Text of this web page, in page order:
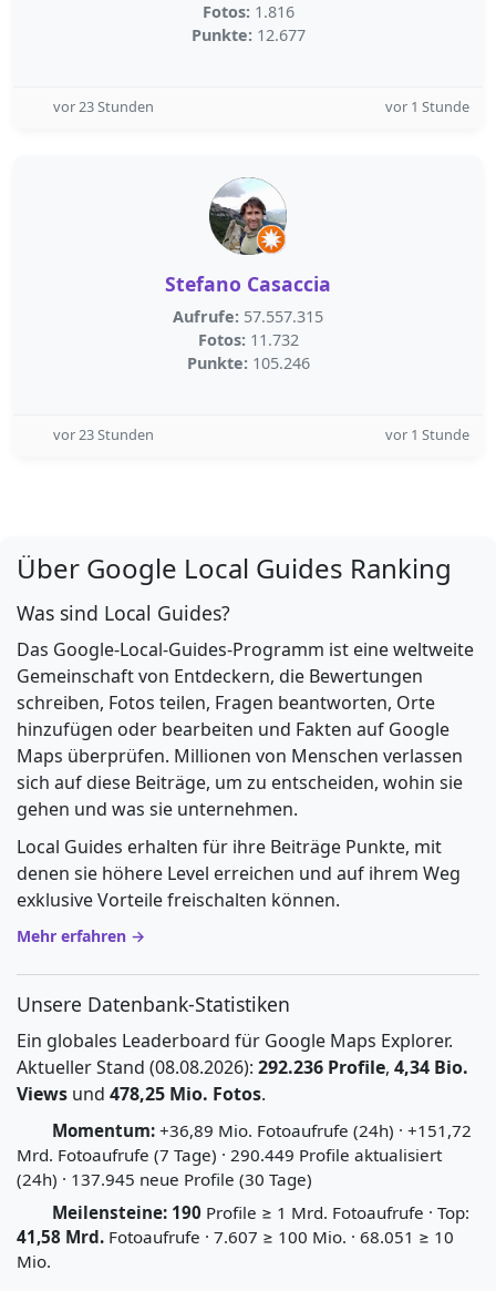
Fotos: 1.816
Punkte: 12.677
vor 23 Stunden vor 1 Stunde
Stefano Casaccia
Aufrufe: 57.557.315
Fotos: 11.732
Punkte: 105.246
vor 23 Stunden vor 1 Stunde
Über Google Local Guides Ranking
Was sind Local Guides?
Das Google-Local-Guides-Programm ist eine weltweite
Gemeinschaft von Entdeckern, die Bewertungen
schreiben, Fotos teilen, Fragen beantworten, Orte
hinzufügen oder bearbeiten und Fakten auf Google
Maps überprüfen. Millionen von Menschen verlassen
sich auf diese Beiträge, um zu entscheiden, wohin sie
gehen und was sie unternehmen.
Local Guides erhalten für ihre Beiträge Punkte, mit
denen sie höhere Level erreichen und auf ihrem Weg
exklusive Vorteile freischalten können.
Mehr erfahren →
Unsere Datenbank-Statistiken
Ein globales Leaderboard für Google Maps Explorer.
Aktueller Stand (08.08.2026): 292.236 Profile, 4,34 Bio.
Views und 478,25 Mio. Fotos.
Momentum: +36,89 Mio. Fotoaufrufe (24h) · +151,72
Mrd. Fotoaufrufe (7 Tage) · 290.449 Profile aktualisiert
(24h) · 137.945 neue Profile (30 Tage)
Meilensteine: 190 Profile ≥ 1 Mrd. Fotoaufrufe · Top:
41,58 Mrd. Fotoaufrufe · 7.607 ≥ 100 Mio. · 68.051 ≥ 10
Mio.